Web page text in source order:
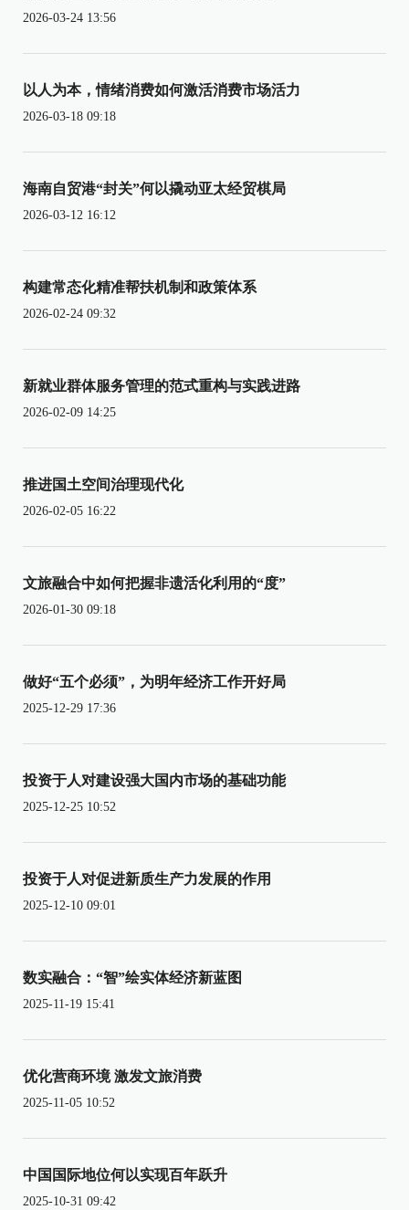
2026-03-24 13:56
以人为本，情绪消费如何激活消费市场活力
2026-03-18 09:18
海南自贸港“封关”何以撬动亚太经贸棋局
2026-03-12 16:12
构建常态化精准帮扶机制和政策体系
2026-02-24 09:32
新就业群体服务管理的范式重构与实践进路
2026-02-09 14:25
推进国土空间治理现代化
2026-02-05 16:22
文旅融合中如何把握非遗活化利用的“度”
2026-01-30 09:18
做好“五个必须”，为明年经济工作开好局
2025-12-29 17:36
投资于人对建设强大国内市场的基础功能
2025-12-25 10:52
投资于人对促进新质生产力发展的作用
2025-12-10 09:01
数实融合：“智”绘实体经济新蓝图
2025-11-19 15:41
优化营商环境 激发文旅消费
2025-11-05 10:52
中国国际地位何以实现百年跃升
2025-10-31 09:42